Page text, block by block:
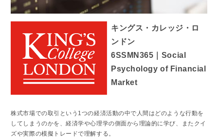
キングス・カレッジ・ロ
ンドン
6SSMN365｜Social
Psychology of Financial
Market
株式市場での取引という1つの経済活動の中で人間はどのような行動を
してしまうのかを、経済学や心理学の側面から理論的に学び、またクイ
ズや実際の模擬トレードで理解する。